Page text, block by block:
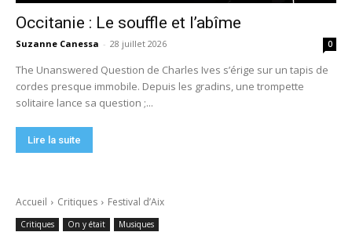
Occitanie : Le souffle et l’abîme
Suzanne Canessa - 28 juillet 2026 0
The Unanswered Question de Charles Ives s’érige sur un tapis de
cordes presque immobile. Depuis les gradins, une trompette
solitaire lance sa question ;...
Lire la suite